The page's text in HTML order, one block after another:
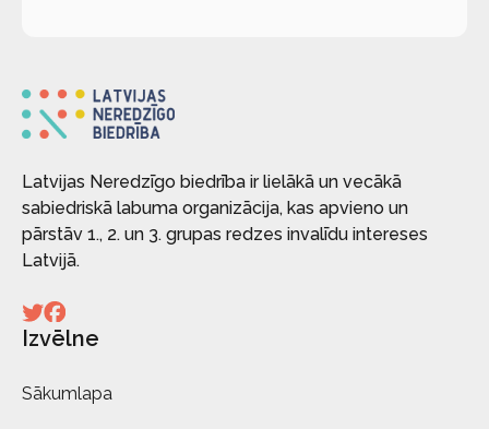
Latvijas Neredzīgo biedrība ir lielākā un vecākā
sabiedriskā labuma organizācija, kas apvieno un
pārstāv 1., 2. un 3. grupas redzes invalīdu intereses
Latvijā.
Izvēlne
Sākumlapa